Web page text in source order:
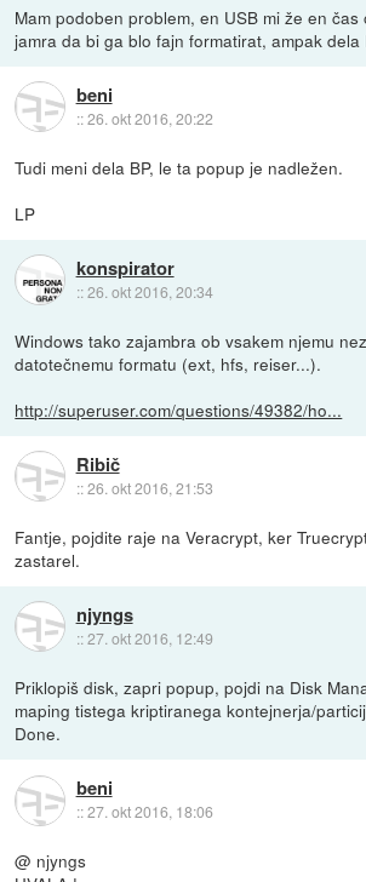
Mam podoben problem, en USB mi že en
jamra da bi ga blo fajn formatirat, ampak dela
beni
::26. okt 2016, 20:22
Tudi meni dela BP, le ta popup je nadležen.
LP
konspirator
::26. okt 2016, 20:34
Windows tako zajambra ob vsakem njemu
datotečnemu formatu (ext, hfs, reiser...).
http://superuser.com/questions/49382/ho...
Ribič
::26. okt 2016, 21:53
Fantje, pojdite raje na Veracrypt, ker
zastarel.
njyngs
::27. okt 2016, 12:49
Priklopiš disk, zapri popup, pojdi na Disk
maping tistega kriptiranega kontejnerja/
Done.
beni
::27. okt 2016, 18:06
@ njyngs